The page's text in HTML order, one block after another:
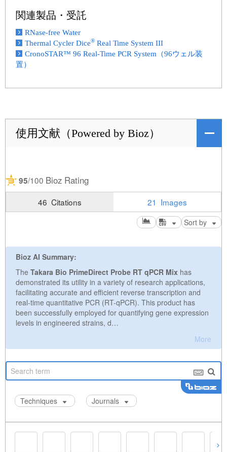
関連製品・受託
RNase-free Water
Thermal Cycler Dice® Real Time System III
CronoSTAR™ 96 Real-Time PCR System（96ウェル装
置）
使用文献（Powered by Bioz）